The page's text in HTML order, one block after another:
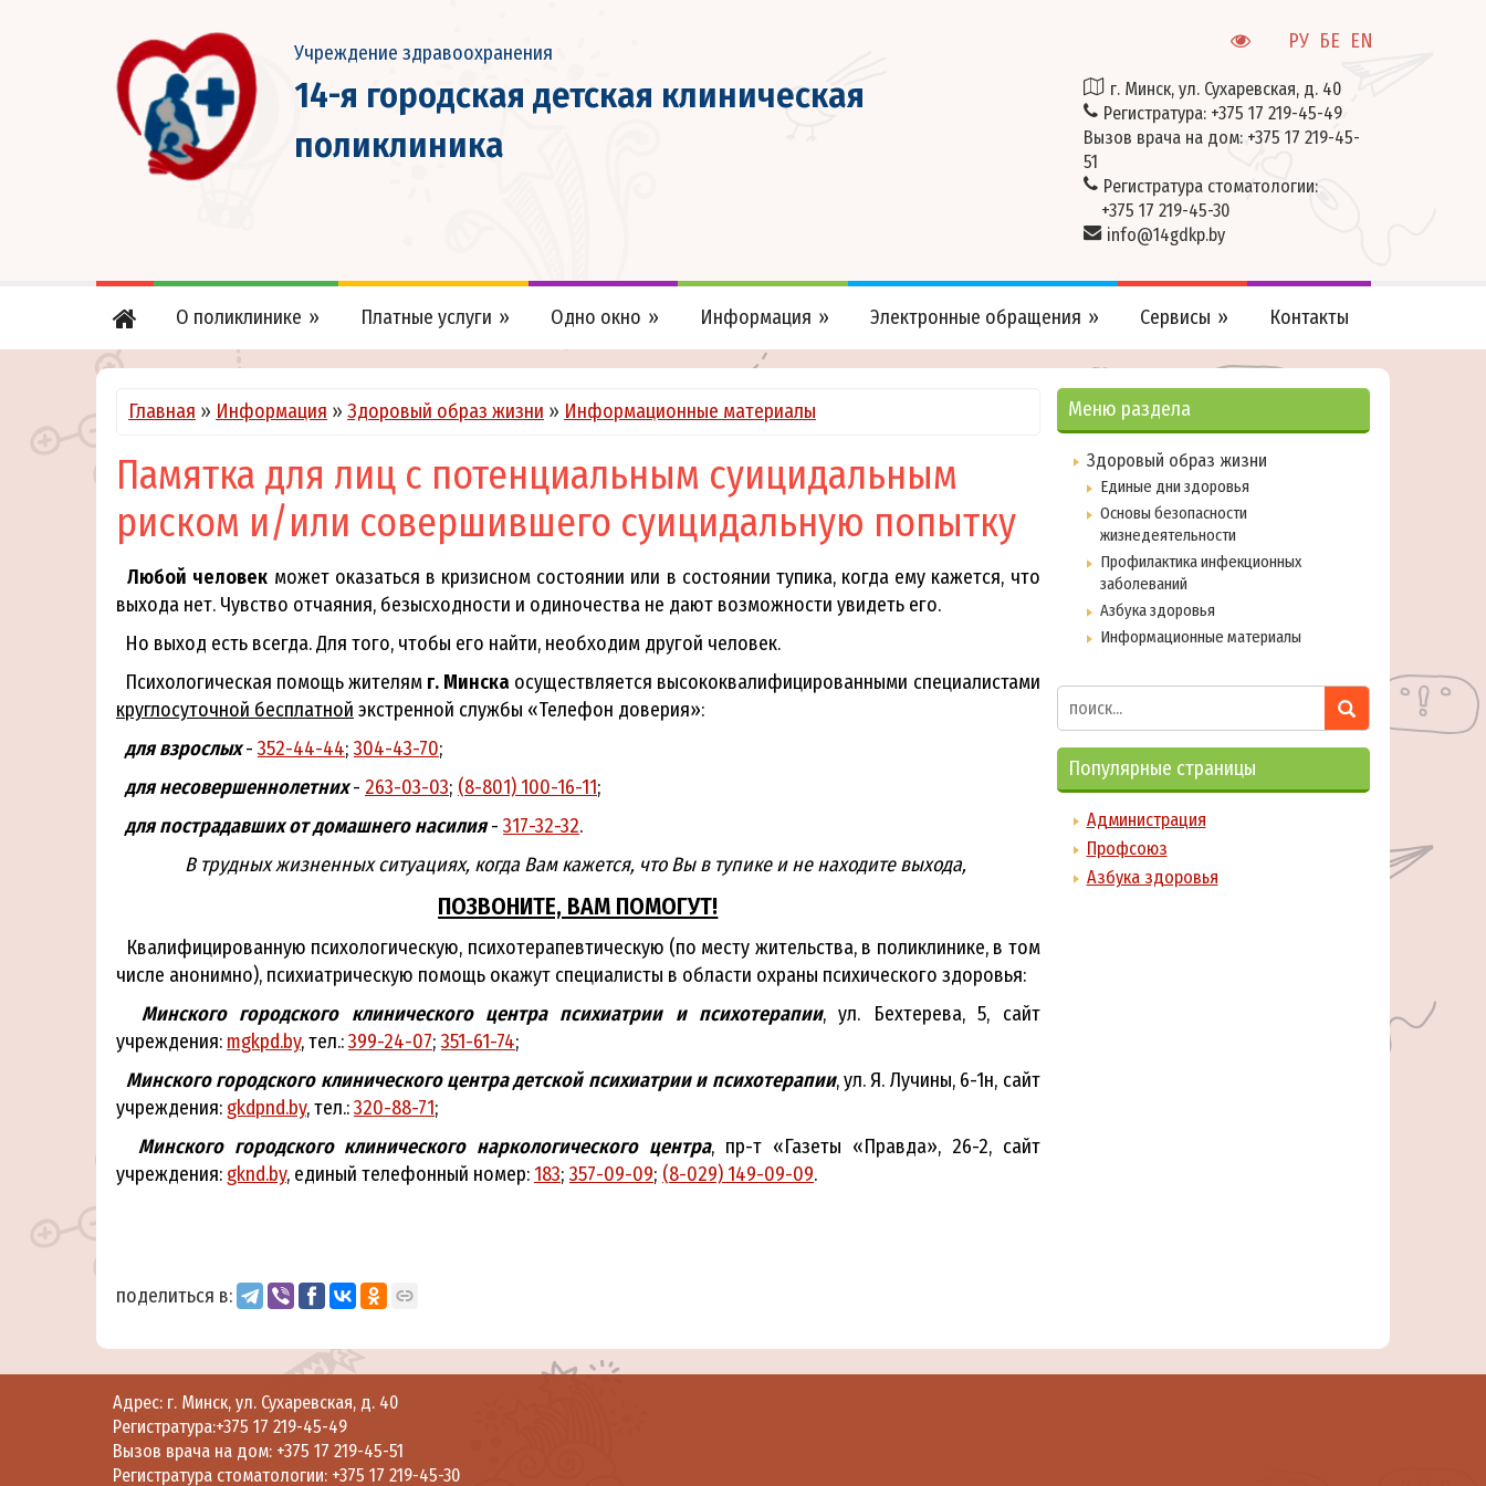
Учреждение здравоохранения
14-я городская детская клиническая
поликлиника
РУ БЕ EN
г. Минск, ул. Сухаревская, д. 40
Регистратура: +375 17 219-45-49
Вызов врача на дом: +375 17 219-45-
51
Регистратура стоматологии:
+375 17 219-45-30
info@14gdkp.by
О поликлинике Платные услуги Одно окно Информация Электронные обращения Сервисы Контакты
Главная » Информация » Здоровый образ жизни » Информационные материалы
Памятка для лиц с потенциальным суицидальным
риском и/или совершившего суицидальную попытку
Любой человек может оказаться в кризисном состоянии или в состоянии тупика, когда ему кажется, что
выхода нет. Чувство отчаяния, безысходности и одиночества не дают возможности увидеть его.
Но выход есть всегда. Для того, чтобы его найти, необходим другой человек.
Психологическая помощь жителям г. Минска осуществляется высококвалифицированными специалистами
круглосуточной бесплатной экстренной службы «Телефон доверия»:
для взрослых- 352-44-44; 304-43-70;
для несовершеннолетних- 263-03-03; (8-801) 100-16-11;
для пострадавших от домашнего насилия- 317-32-32.
В трудных жизненных ситуациях, когда Вам кажется, что Вы в тупике и не находите выхода,
ПОЗВОНИТЕ, ВАМ ПОМОГУТ!
Квалифицированную психологическую, психотерапевтическую (по месту жительства, в поликлинике, в том
числе анонимно), психиатрическую помощь окажут специалисты в области охраны психического здоровья:
Минского городского клинического центра психиатрии и психотерапии, ул. Бехтерева, 5, сайт
учреждения: mgkpd.by, тел.:399-24-07; 351-61-74;
Минского городского клинического центра детской психиатрии и психотерапии, ул. Я. Лучины, 6-1н, сайт
учреждения: gkdpnd.by, тел.:320-88-71;
Минского городского клинического наркологического центра, пр-т «Газеты «Правда», 26-2, сайт
учреждения: gknd.by, единый телефонный номер: 183; 357-09-09; (8-029) 149-09-09.
поделиться в:
Меню раздела
Здоровый образ жизни
Единые дни здоровья
Основы безопасности
жизнедеятельности
Профилактика инфекционных
заболеваний
Азбука здоровья
Информационные материалы
Популярные страницы
Администрация
Профсоюз
Азбука здоровья
Адрес: г. Минск, ул. Сухаревская, д. 40
Регистратура:+375 17 219-45-49
Вызов врача на дом: +375 17 219-45-51
Регистратура стоматологии: +375 17 219-45-30